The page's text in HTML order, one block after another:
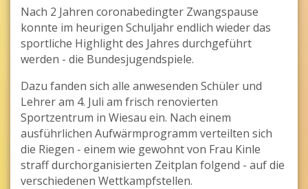
Nach 2 Jahren coronabedingter Zwangspause
konnte im heurigen Schuljahr endlich wieder das
sportliche Highlight des Jahres durchgeführt
werden - die Bundesjugendspiele.
Dazu fanden sich alle anwesenden Schüler und
Lehrer am 4. Juli am frisch renovierten
Sportzentrum in Wiesau ein. Nach einem
ausführlichen Aufwärmprogramm verteilten sich
die Riegen - einem wie gewohnt von Frau Kinle
straff durchorganisierten Zeitplan folgend - auf die
verschiedenen Wettkampfstellen.